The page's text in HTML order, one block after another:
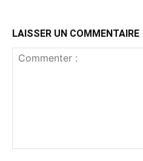
LAISSER UN COMMENTAIRE